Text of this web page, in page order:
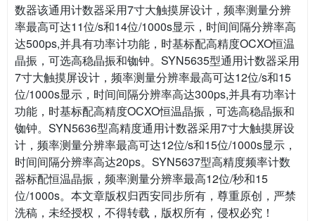
数器该通用计数器采用7寸大触摸屏设计，频率测量分辨
率最高可达11位/s和14位/1000s显示，时间间隔分辨率高
达500ps,并具有功率计功能，时基标配高精度OCXO恒温
晶振，可选高稳晶振和铷钟。SYN5635型通用计数器采用
7寸大触摸屏设计，频率测量分辨率最高可达12位/s和15
位/1000s显示，时间间隔分辨率高达300ps,并具有功率计
功能，时基标配高精度OCXO恒温晶振，可选高稳晶振和
铷钟。SYN5636型高精度通用计数器采用7寸大触摸屏设
计，频率测量分辨率最高可达12位/s和15位/1000s显示，
时间间隔分辨率高达20ps。SYN5637型高精度频率计数
器标配恒温晶振，频率测量分辨率最高12位/秒和15
位/1000s。本文章版权归西安同步所有，尊重原创，严禁
洗稿，未经授权，不得转载，版权所有，侵权必究！